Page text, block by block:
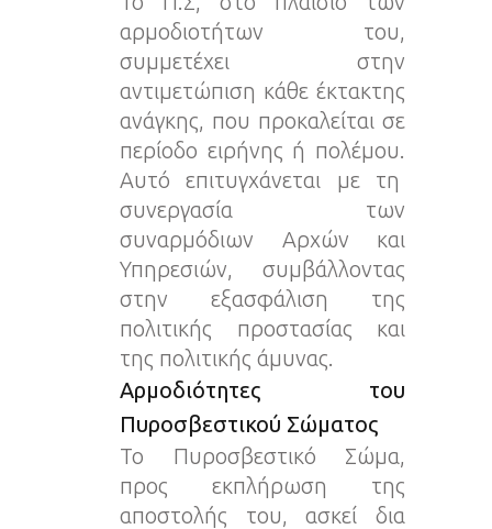
αρμοδιοτήτων του,
συμμετέχει στην
αντιμετώπιση κάθε έκτακτης
ανάγκης, που προκαλείται σε
περίοδο ειρήνης ή πολέμου.
Αυτό επιτυγχάνεται με τη
συνεργασία των
συναρμόδιων Αρχών και
Υπηρεσιών, συμβάλλοντας
στην εξασφάλιση της
πολιτικής προστασίας και
της πολιτικής άμυνας.
Αρμοδιότητες του
Πυροσβεστικού Σώματος
Το Πυροσβεστικό Σώμα,
προς εκπλήρωση της
αποστολής του, ασκεί δια